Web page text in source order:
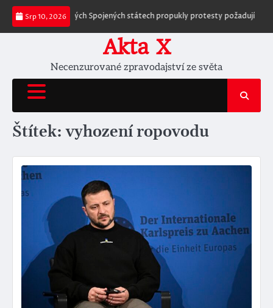
Skip
content
Srp 10, 2026
Po celých Spojených státech propukly protesty požadující
Akta X
Necenzurované zpravodajství ze světa
Štítek:vyhození ropovodu